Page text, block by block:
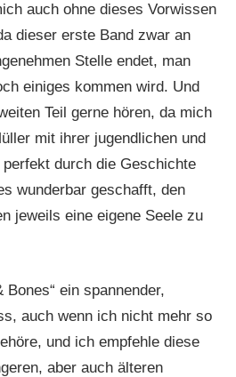
auch ohne dieses Vorwissen
dieser erste Band zwar an
Stelle endet, man
einiges kommen wird. Und
Teil gerne hören, da mich
mit ihrer jugendlichen und
durch die Geschichte
wunderbar geschafft, den
jeweils eine eigene Seele zu
ein spannender,
auch wenn ich nicht mehr so
und ich empfehle diese
aber auch älteren